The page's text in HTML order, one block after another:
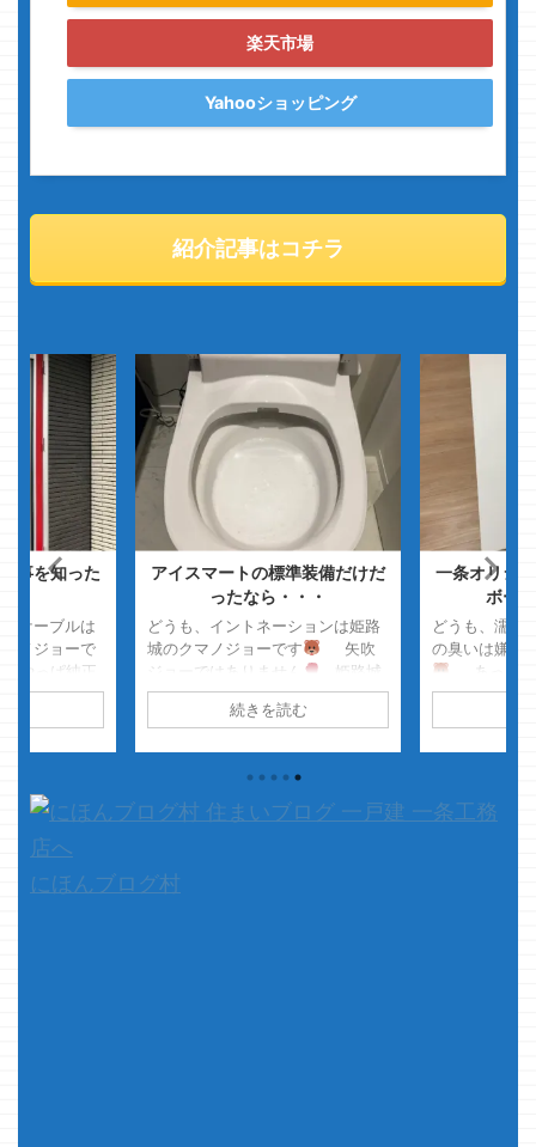
楽天市場
Yahooショッピング
紹介記事はコチラ
事を知った
ケーブルは
ノジョーで
やっぱ純正
が素晴ら
！！ ...
アイスマートの標準装備だけだ
ったなら・・・
どうも、イントネーションは姫路
城のクマノジョーです
矢吹
ジョーではありません
姫路城
です
そのつもりで名乗ってま
す さて本題です 少し前に、
な記事を書いてました
smartに半月住んで感じるオプシ
続きを読む
一条オリジ
ボー
どうも、濡れ
の臭いは嫌い
あっ、雨
のは分かりや
クゴク飲んで
にほんブログ村